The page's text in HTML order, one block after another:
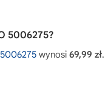
5006275?
wynosi 69,99 zł.